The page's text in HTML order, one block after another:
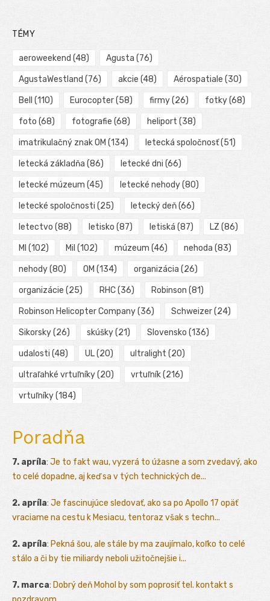
TÉMY
aeroweekend (48) Agusta (76)
AgustaWestland (76) akcie (48) Aérospatiale (30)
Bell (110) Eurocopter(58) firmy(26) fotky(68)
foto (68) fotografie (68) heliport (38)
imatrikulačný znak OM (134) letecká spoločnosť(51)
letecká základňa (86) letecké dni (66)
letecké múzeum (45) letecké nehody(80)
letecké spoločnosti (25) letecký deň(66)
letectvo (88) letisko (87) letiská (87) LZ (86)
MI (102) Mil (102) múzeum (46) nehoda (83)
nehody(80) OM (134) organizácia (26)
organizácie (25) RHC(36) Robinson (81)
Robinson Helicopter Company(36) Schweizer(24)
Sikorsky(26) skúšky(21) Slovensko (136)
udalosti (48) UL(20) ultralight (20)
ultraľahké vrtuľníky(20) vrtuľník(216)
vrtuľníky(184)
Poradňa
7. apríla: Je to fakt wau, vyzerá to úžasne a som zvedavý, ako
to celé dopadne, aj keď sa v tých technických de...
2. apríla: Je fascinujúce sledovať, ako sa po Apollo 17 opäť
vraciame na cestu k Mesiacu, tentoraz však s techn...
2. apríla: Pekná šou, ale stále by ma zaujímalo, koľko to celé
stálo a či by tie miliardy neboli užitočnejšie i...
7. marca: Dobrý deň Mohol by som poprosiť tel. kontakt s